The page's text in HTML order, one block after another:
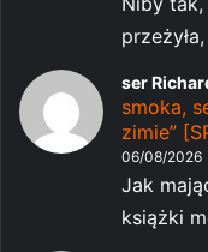
ser
smoka,
zimie”
06/08/2026
Jak
książki